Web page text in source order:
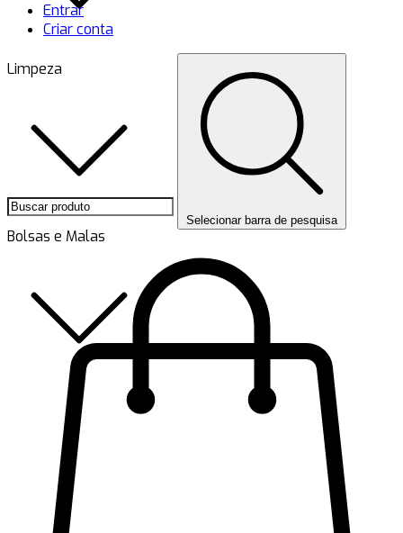
Limpeza
Bolsas e Malas
Entrar
Criar conta
Selecionar barra de pesquisa